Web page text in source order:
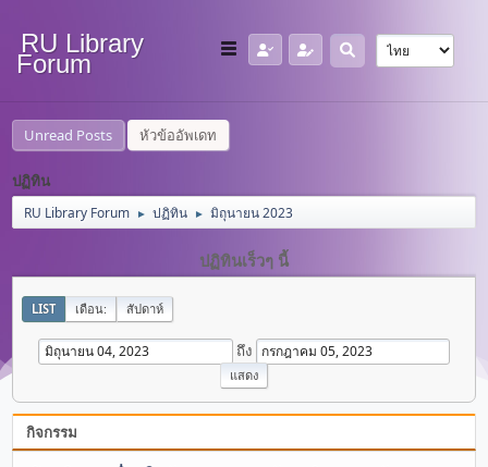
RU Library
Forum
Unread Posts หัวข้ออัพเดท
ปฏิทิน
RU Library Forum ► ปฏิทิน ► มิถุนายน 2023
ปฏิทินเร็วๆ นี้
LIST เดือน: สัปดาห์
ถึง
กิจกรรม